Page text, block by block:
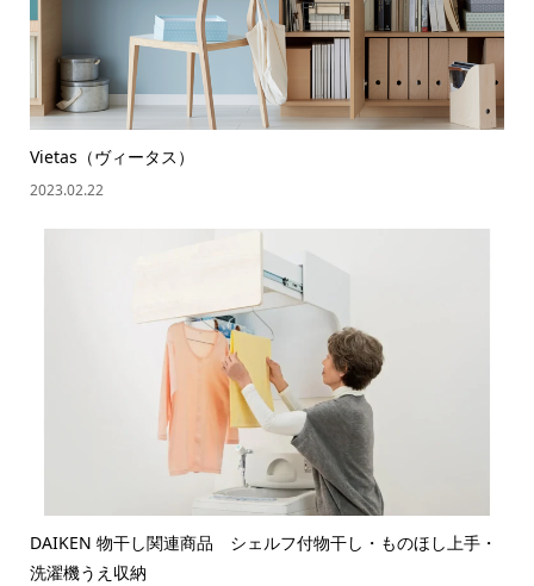
Vietas（ヴィータス）
2023.02.22
DAIKEN 物干し関連商品 シェルフ付物干し・ものほし上手・
洗濯機うえ収納